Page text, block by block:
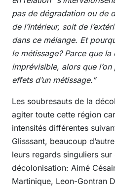
pas de dégradation ou de
de l’intérieur, soit de
dans ce mélange. Et
le métissage? Parce que
imprévisible, alors que
effets d’un métissage.”
Les soubresauts de la
agiter toute cette région
intensités différentes
Glisssant, beaucoup
leurs regards singuliers
décolonisation: Aimé
Martinique, Leon-Gontran